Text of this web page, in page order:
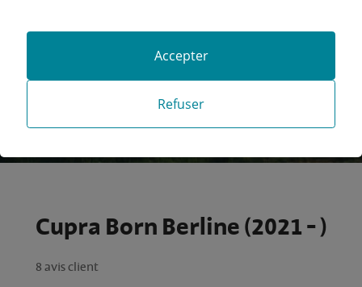
Recherche avancée
Cupra Born Berline (2021 - )
8 avis client
Refuser
Accepter